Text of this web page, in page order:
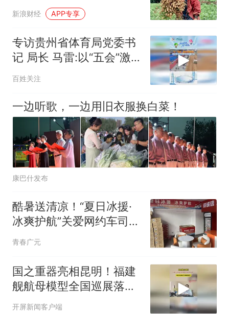
新浪财经 APP专享
专访贵州省体育局党委书
记 局长 马雷:以“五会”激
活全民健身，把体育赛事
百姓关注
一边听歌，一边用旧衣服换白菜！
康巴什发布
酷暑送清凉！“夏日冰援·
冰爽护航”关爱网约车司机
活动暖心上线
青春广元
国之重器亮相昆明！福建
舰航母模型全国巡展落地
昆明爱尔眼科，展期至8
开屏新闻客户端